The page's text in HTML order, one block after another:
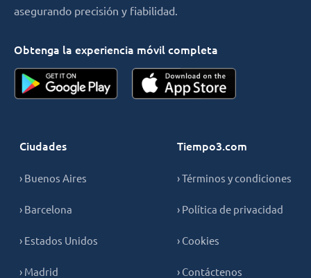
asegurando precisión y fiabilidad.
Obtenga la experiencia móvil completa
Ciudades
› Buenos Aires
› Barcelona
› Estados Unidos
› Madrid
Tiempo3.com
› Términos y condiciones
› Política de privacidad
› Cookies
› Contáctenos